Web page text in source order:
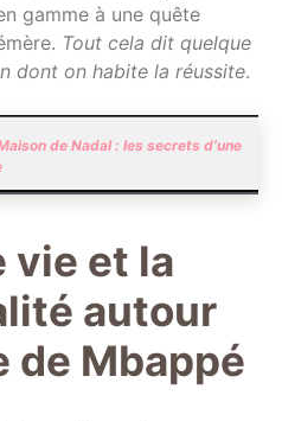
gamme à une quête
Tout cela dit quelque
dont on habite la réussite.
de Nadal : les secrets d’une
vie et la
autour
de Mbappé